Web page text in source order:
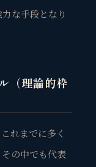
な手段となり
（理論的枠
れまでに多く
の中でも代表